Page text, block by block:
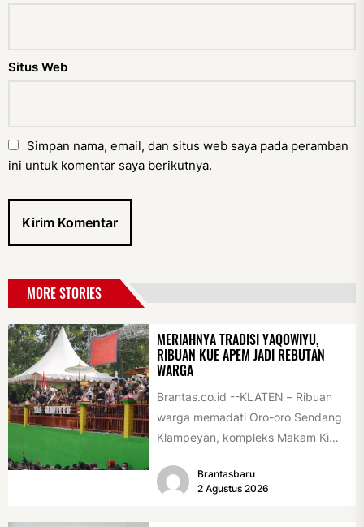
Situs Web
Simpan nama, email, dan situs web saya pada peramban
ini untuk komentar saya berikutnya.
MORE STORIES
MERIAHNYA TRADISI YAQOWIYU,
RIBUAN KUE APEM JADI REBUTAN
WARGA
Brantas.co.id --KLATEN – Ribuan
warga memadati Oro-oro Sendang
Klampeyan, kompleks Makam Ki
(31/7/2026) siang. Teriknya sinar...
Brantasbaru
2 Agustus 2026